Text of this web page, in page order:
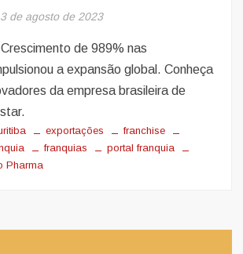
3 de agosto de 2023
de 989% nas
a expansão global. Conheça
da empresa brasileira de
exportações
franchise
franquias
portal franquia
Pharma